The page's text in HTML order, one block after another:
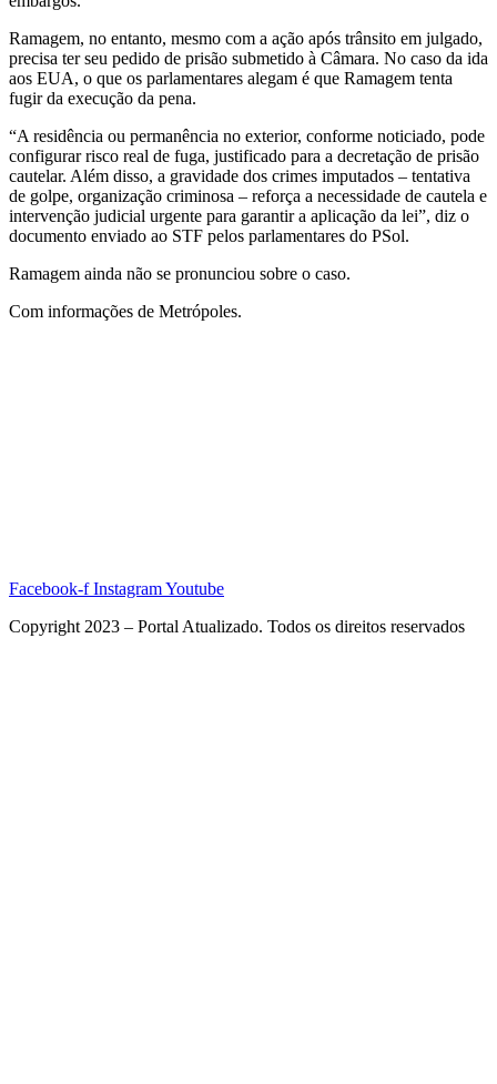
Ramagem, no entanto, mesmo com a ação após trânsito em julgado,
precisa ter seu pedido de prisão submetido à Câmara. No caso da ida
aos EUA, o que os parlamentares alegam é que Ramagem tenta
fugir da execução da pena.
“A residência ou permanência no exterior, conforme noticiado, pode
configurar risco real de fuga, justificado para a decretação de prisão
cautelar. Além disso, a gravidade dos crimes imputados – tentativa
de golpe, organização criminosa – reforça a necessidade de cautela e
intervenção judicial urgente para garantir a aplicação da lei”, diz o
documento enviado ao STF pelos parlamentares do PSol.
Ramagem ainda não se pronunciou sobre o caso.
Com informações de Metrópoles.
Facebook-f InstagramYoutube
Copyright 2023 – Portal Atualizado. Todos os direitos reservados